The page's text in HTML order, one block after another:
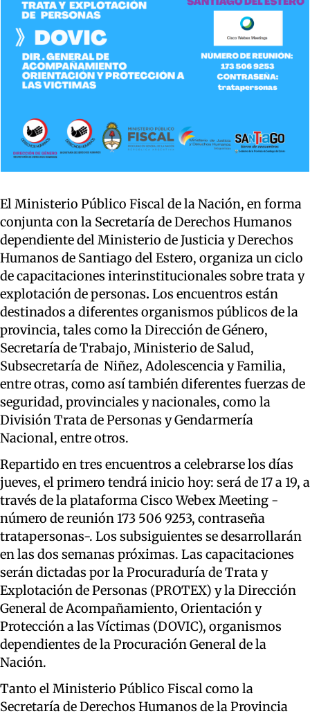
El Ministerio Público Fiscal de la Nación, en forma
conjunta con la Secretaría de Derechos Humanos
dependiente del Ministerio de Justicia y Derechos
Humanos de Santiago del Estero, organiza un ciclo
de capacitaciones interinstitucionales sobre trata y
explotación de personas. Los encuentros están
destinados a diferentes organismos públicos de la
provincia, tales como la Dirección de Género,
Secretaría de Trabajo, Ministerio de Salud,
Subsecretaría de Niñez, Adolescencia y Familia,
entre otras, como así también diferentes fuerzas de
seguridad, provinciales y nacionales, como la
División Trata de Personas y Gendarmería
Nacional, entre otros.
Repartido en tres encuentros a celebrarse los días
jueves, el primero tendrá inicio hoy: será de 17 a 19, a
través de la plataforma Cisco Webex Meeting -
número de reunión 173 506 9253, contraseña
tratapersonas-. Los subsiguientes se desarrollarán
en las dos semanas próximas. Las capacitaciones
serán dictadas por la Procuraduría de Trata y
Explotación de Personas (PROTEX) y la Dirección
General de Acompañamiento, Orientación y
Protección a las Víctimas (DOVIC), organismos
dependientes de la Procuración General de la
Nación.
Tanto el Ministerio Público Fiscal como la
Secretaría de Derechos Humanos de la Provincia